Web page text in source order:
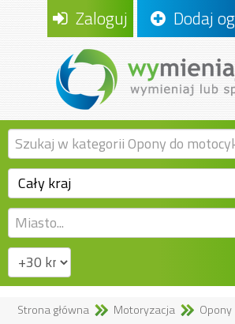
Zaloguj Dodaj
Strona główna Motoryzacja
Opony